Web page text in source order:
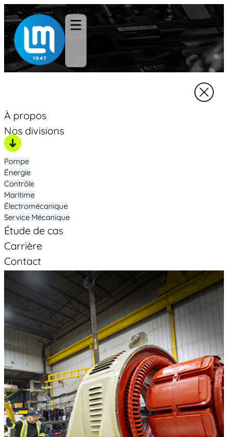
À propos
Nos divisions
Pompe
Énergie
Contrôle
Maritime
Électromécanique
Service Mécanique
Étude de cas
Carrière
Contact
Suivez-vous
Facebook
Linkedin
YouTube